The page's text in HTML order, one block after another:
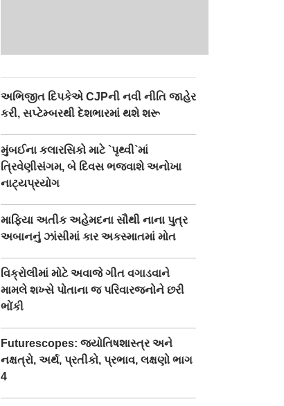
અભિજીત દિપકેએ CJPની નવી નીતિ જાહેર
કરી, સપ્ટેમ્બરથી દેશભારમાં થશે શરૂ
મુંબઈના કલારસિકો માટે `પૃથ્વી`માં
ત્રિવેણીસંગમ, બે દિવસ ભજવાશે અનોખા
નાટ્યપ્રયોગ
માફિયા અતીક અહેમદના સૌથી નાના પુત્ર
અબાનનું ઝાંસીમાં કાર અકસ્માતમાં મોત
વિક્રોલીમાં મોટે અવાજે ગીત વગાડવાને
મામલે શખ્સે પોતાના જ પરિવારજનોને છરી
ભોંકી
Futurescopes: જ્યોતિષશાસ્ત્ર અને
નક્ષત્રો, અર્થ, પ્રતીકો, પ્રભાવ, લક્ષણો ભાગ
4